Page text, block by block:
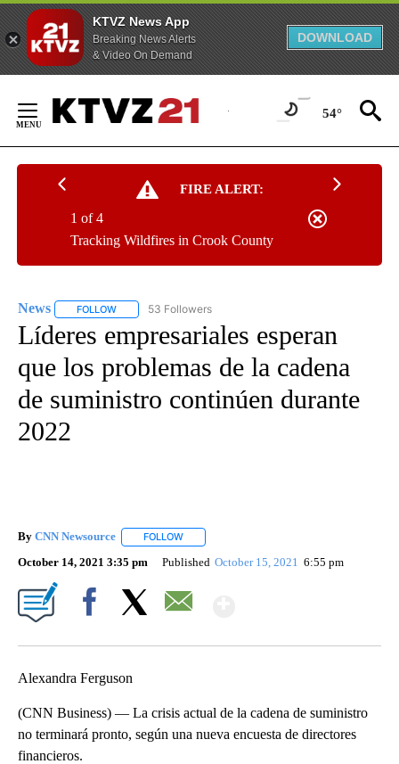
KTVZ News App
Breaking News Alerts
& Video On Demand
DOWNLOAD
Content
54°
FIRE ALERT:
Tracking Wildfires in Crook County
1 of 4
News FOLLOW FOLLOW "NEWS" TO RECEIVE NOTIFICATIONS ABOUT
53 Followers
Líderes empresariales esperan
que los problemas de la cadena
de suministro continúen durante
2022
By CNN Newsource FOLLOW
October 14, 2021 3:35 pm Published October 15, 2021 6:55 pm
Alexandra Ferguson
(CNN Business) — La crisis actual de la cadena de suministro
no terminará pronto, según una nueva encuesta de directores
financieros.